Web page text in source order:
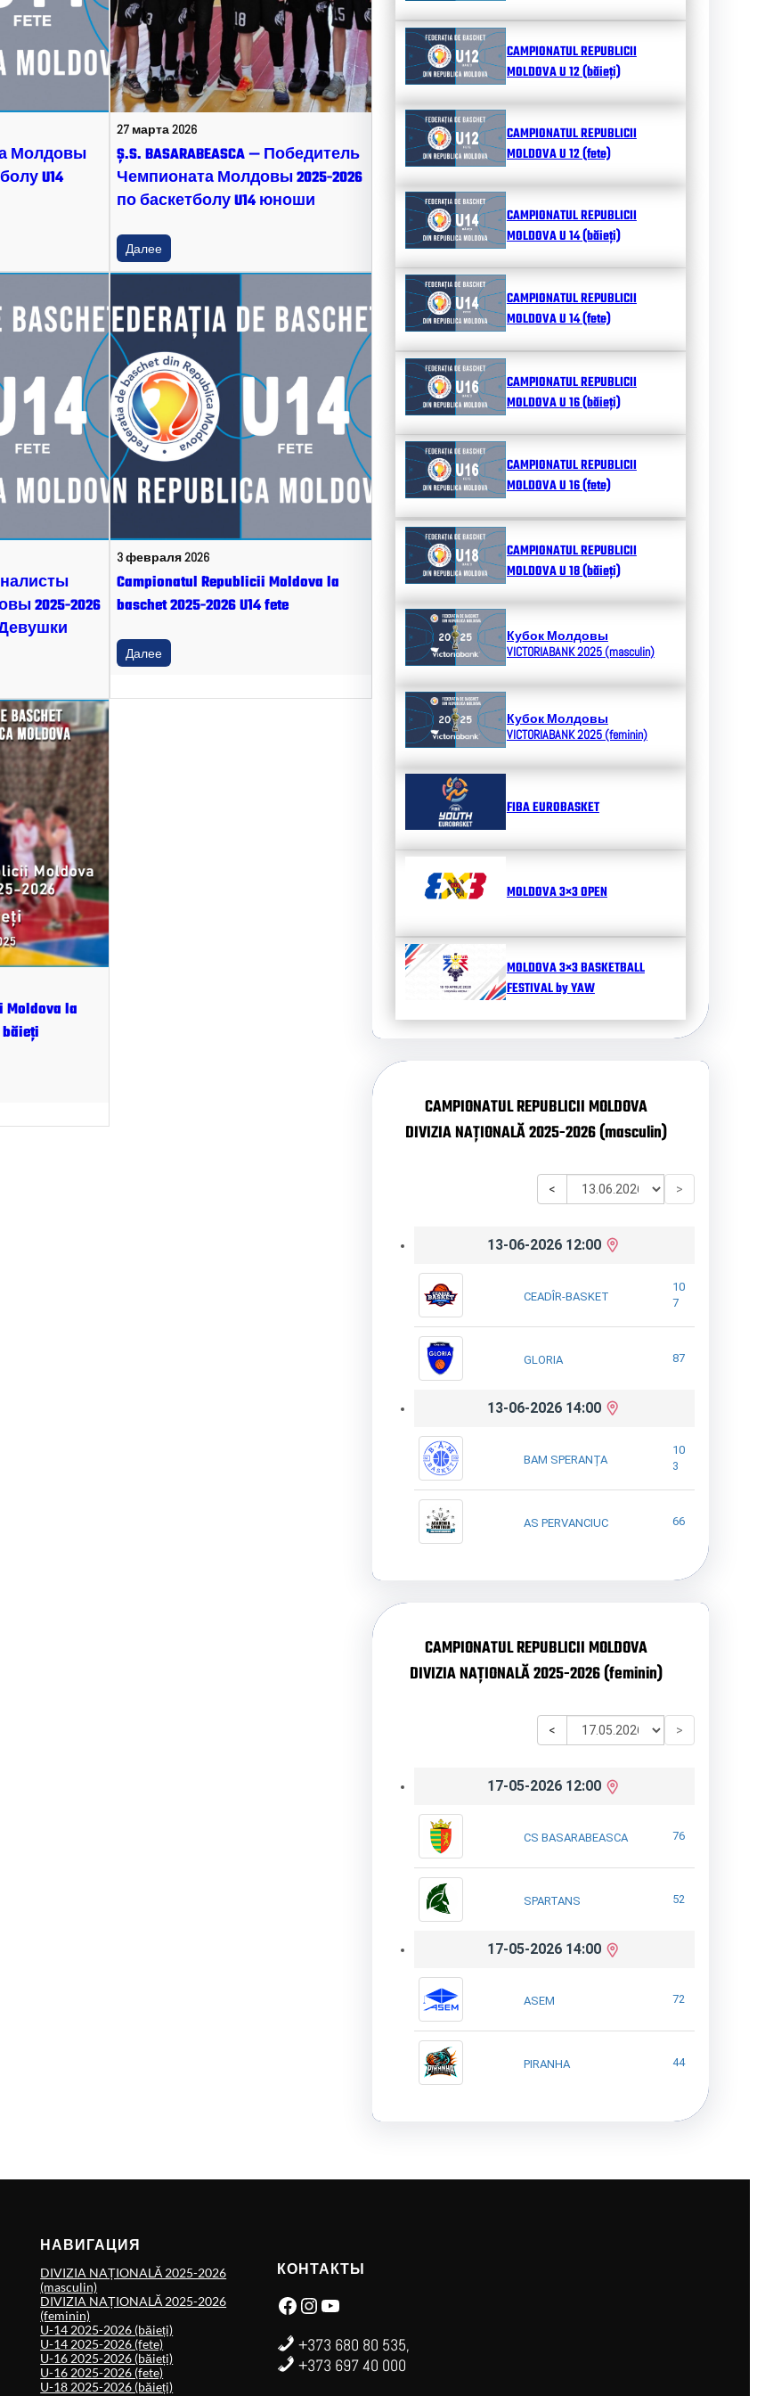
Молдовы
U14
27 марта 2026
Ș.S. BASARABEASCA — Победитель
Чемпионата Молдовы 2025-2026
по баскетболу U14 юноши
Далее
2025-2026
3 февраля 2026
Campionatul Republicii Moldova la
baschet 2025-2026 U14 fete
Далее
Moldova la
băieți
CAMPIONATUL REPUBLICII
MOLDOVA U 12 (băieți)
CAMPIONATUL REPUBLICII
MOLDOVA U 12 (fete)
CAMPIONATUL REPUBLICII
MOLDOVA U 14 (băieți)
CAMPIONATUL REPUBLICII
MOLDOVA U 14 (fete)
CAMPIONATUL REPUBLICII
MOLDOVA U 16 (băieți)
CAMPIONATUL REPUBLICII
MOLDOVA U 16 (fete)
CAMPIONATUL REPUBLICII
MOLDOVA U 18 (băieți)
Кубок Молдовы
VICTORIABANK 2025 (masculin)
Кубок Молдовы
VICTORIABANK 2025 (feminin)
FIBA EUROBASKET
MOLDOVA 3×3 OPEN
MOLDOVA 3×3 BASKETBALL
FESTIVAL by YAW
CAMPIONATUL REPUBLICII MOLDOVA
DIVIZIA NAȚIONALĂ 2025-2026 (masculin)
< >
13-06-2026 12:00
CEADÎR-BASKET
10
7
GLORIA 87
13-06-2026 14:00
BAM SPERANȚA
10
3
AS PERVANCIUC 66
CAMPIONATUL REPUBLICII MOLDOVA
DIVIZIA NAȚIONALĂ 2025-2026 (feminin)
< >
17-05-2026 12:00
CS BASARABEASCA 76
SPARTANS 52
17-05-2026 14:00
ASEM 72
PIRANHA 44
НАВИГАЦИЯ
DIVIZIA NAȚIONALĂ 2025-2026
(masculin)
DIVIZIA NAȚIONALĂ 2025-2026
(feminin)
U-14 2025-2026 (băieți)
U-14 2025-2026 (fete)
U-16 2025-2026 (băieți)
U-16 2025-2026 (fete)
U-18 2025-2026 (băieți)
КОНТАКТЫ
Facebook Instagram YouTube
+373 680 80 535,
+373 697 40 000